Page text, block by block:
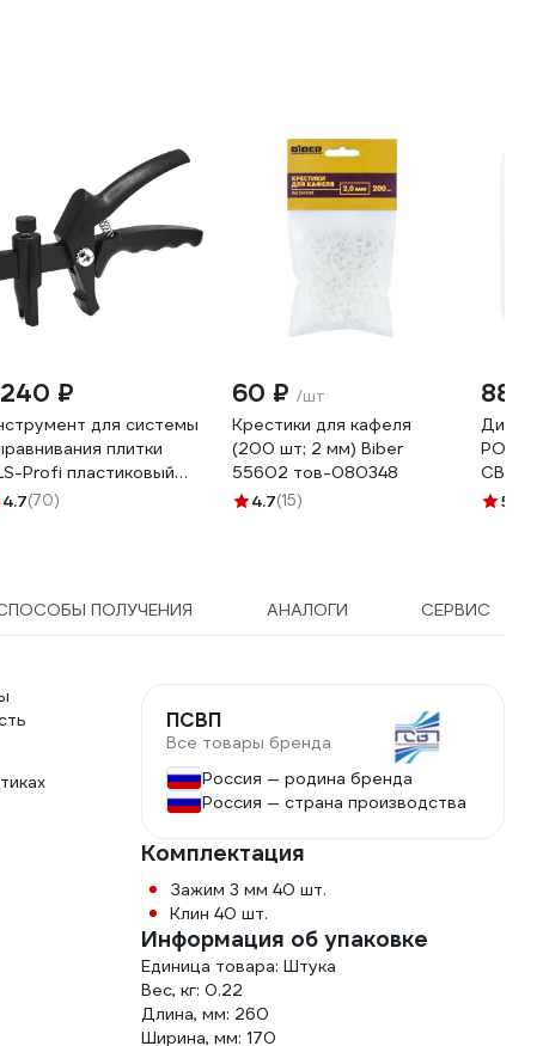
240 ₽
для системы
плитки
Profi пластиковый
4.7(70)
60 ₽ /шт
Крестики для кафеля
(200 шт; 2 мм) Biber
55602 тов-080348
4.7(15)
886
Диск
СВП по
камню
5
ПОЛУЧЕНИЯ АНАЛОГИ СЕРВИС
ПСВП
Все товары бренда
Россия — родина бренда
Россия — страна производства
Комплектация
Зажим 3 мм 40 шт.
Клин 40 шт.
Информация об упаковке
Единица товара: Штука
Вес, кг: 0.22
Длина, мм: 260
Ширина, мм: 170